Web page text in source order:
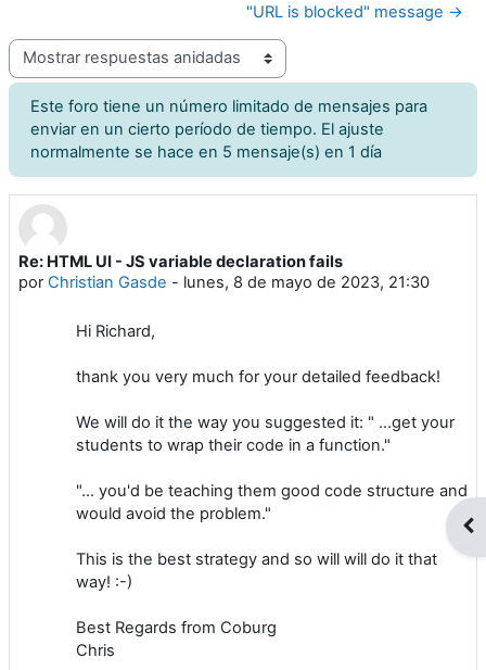
"URL is blocked" message →
Modo de visualización
Este foro tiene un número limitado de mensajes para
enviar en un cierto período de tiempo. El ajuste
normalmente se hace en 5 mensaje(s) en 1 día
Re: HTML UI - JS variable declaration fails
porChristian Gasde - lunes, 8 de mayo de 2023, 21:30
Número de respuestas: 0
Hi Richard,
thank you very much for your detailed feedback!
We will do it the way you suggested it: " ...get your
students to wrap their code in a function."
"... you'd be teaching them good code structure and
would avoid the problem."
This is the best strategy and so will will do it that
way! :-)
Best Regards from Coburg
Chris